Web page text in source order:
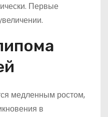
Первые
медленным ростом,
в